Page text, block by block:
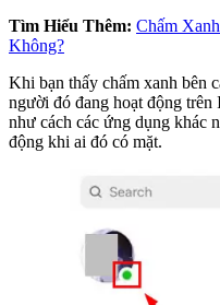
Tìm Hiểu Thêm: Chấm
Không?
Khi bạn thấy chấm xanh bên
người đó đang hoạt động
như cách các ứng dụng khác
động khi ai đó có mặt.